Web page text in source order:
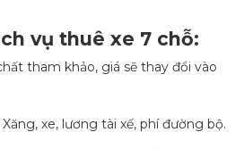
vụ thuê xe 7 chỗ:
tham khảo, giá sẽ thay đổi vào
xe, lương tài xế, phí đường bộ.